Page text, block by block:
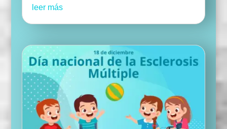
leer más